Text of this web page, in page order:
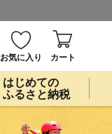
お気に入り カート
はじめての
ふるさと納税